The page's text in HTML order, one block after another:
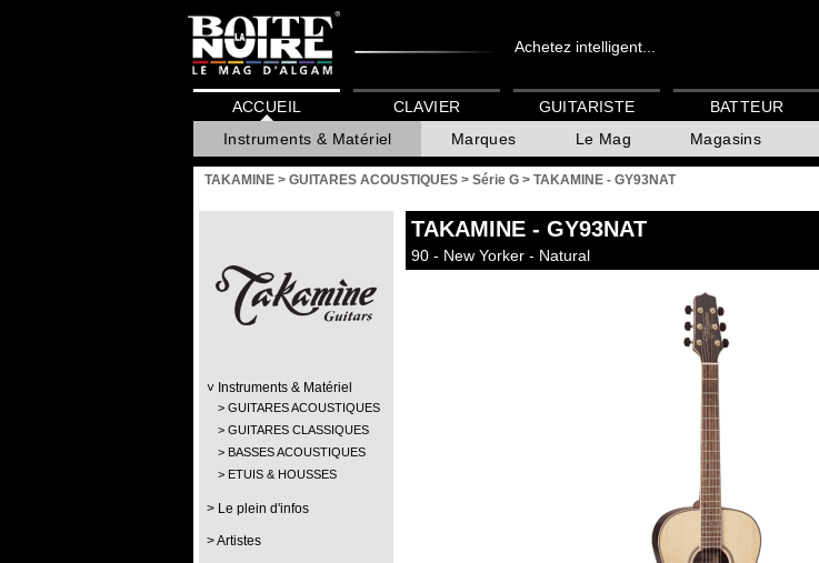
Achetez intelligent...
ACCUEIL
Instruments & Matériel
Marques Le Mag Magasins
CLAVIER GUITARISTE BATTEUR
TAKAMINE > GUITARES ACOUSTIQUES > Série G > TAKAMINE - GY93NAT
Instruments & Matériel
GUITARES ACOUSTIQUES
GUITARES CLASSIQUES
BASSES ACOUSTIQUES
ETUIS & HOUSSES
Le plein d'infos
Artistes
TAKAMINE - GY93NAT
90 - New Yorker - Natural